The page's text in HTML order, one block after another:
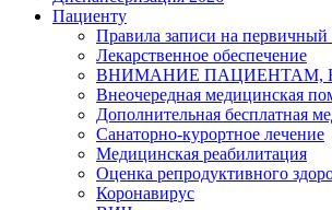
Пациенту
Правила записи на первичный
Лекарственное обеспечение
ВНИМАНИЕ ПАЦИЕНТАМ,
Внеочередная медицинская
Дополнительная бесплатная
Санаторно-курортное лечение
Медицинская реабилитация
Оценка репродуктивного
Коронавирус